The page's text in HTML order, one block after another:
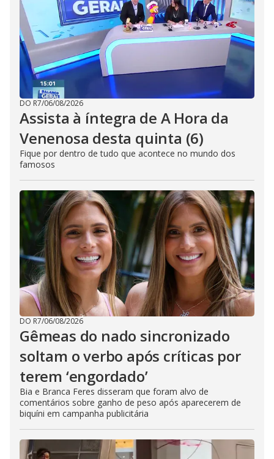
DO R7/06/08/2026
Assista à íntegra de A Hora da
Venenosa desta quinta (6)
Fique por dentro de tudo que acontece no mundo dos
famosos
DO R7/06/08/2026
Gêmeas do nado sincronizado
soltam o verbo após críticas por
terem ‘engordado’
Bia e Branca Feres disseram que foram alvo de
comentários sobre ganho de peso após aparecerem de
biquíni em campanha publicitária